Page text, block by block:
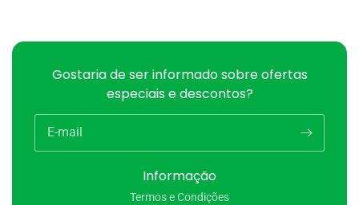
Informação
Termos e Condições
Gostaria de ser informado sobre ofertas
especiais e descontos?
E-mail